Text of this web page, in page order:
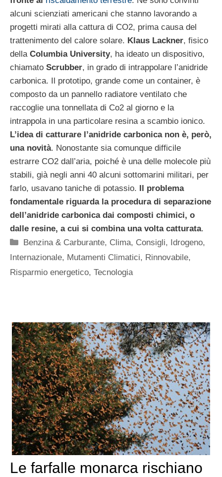
alcuni scienziati americani che stanno lavorando a
progetti mirati alla cattura di CO2, prima causa del
trattenimento del calore solare. Klaus Lackner, fisico
della Columbia University, ha ideato un dispositivo,
chiamato Scrubber, in grado di intrappolare l’anidride
carbonica. Il prototipo, grande come un container, è
composto da un pannello radiatore ventilato che
raccoglie una tonnellata di Co2 al giorno e la
intrappola in una particolare resina a scambio ionico.
L’idea di catturare l’anidride carbonica non è, però,
una novità. Nonostante sia comunque difficile
estrarre CO2 dall’aria, poiché è una delle molecole più
stabili, già negli anni 40 alcuni sottomarini militari, per
farlo, usavano taniche di potassio.
Il problema
fondamentale riguarda la procedura di separazione
dell’anidride carbonica dai composti chimici, o
dalle resine, a cui si combina una volta catturata.
Categorie
Benzina & Carburante, Clima, Consigli, Idrogeno,
Internazionale, Mutamenti Climatici, Rinnovabile,
Risparmio energetico, Tecnologia
Le farfalle monarca rischiano